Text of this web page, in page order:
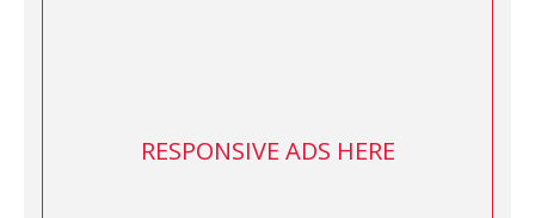
RESPONSIVE ADS HERE